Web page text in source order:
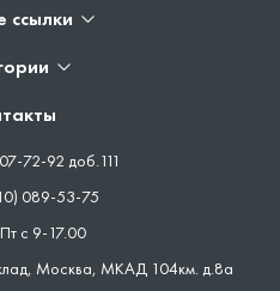
ссылки
72-92 доб.111
089-53-75
с 9-17.00
Москва, МКАД 104км. д.8а